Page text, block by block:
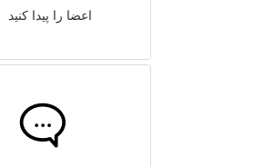
اعضا را پیدا کنید